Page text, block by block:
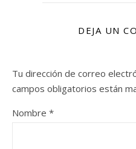
DEJA UN
Tu dirección de correo
campos obligatorios están
Nombre *